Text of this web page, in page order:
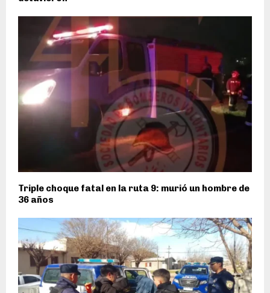
Triple choque fatal en la ruta 9: murió un hombre de
36 años